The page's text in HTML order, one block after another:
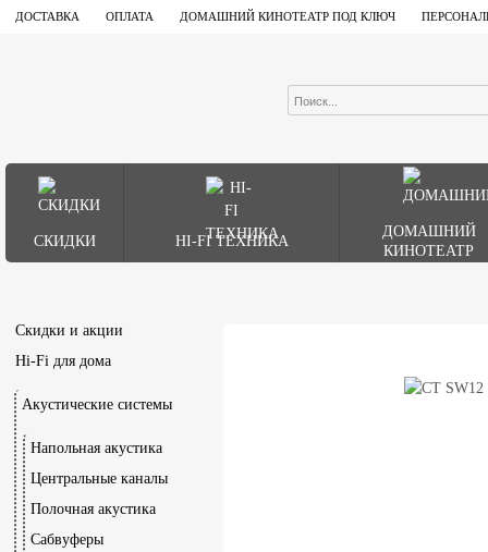
ДОСТАВКА ОПЛАТА ДОМАШНИЙ КИНОТЕАТР ПОД КЛЮЧ
СКИДКИ HI-FI ТЕХНИКА
ДОМАШНИЙ
КИНОТЕАТР
Скидки и акции
Hi-Fi для дома
Акустические системы
Напольная акустика
Центральные каналы
Полочная акустика
Сабвуферы